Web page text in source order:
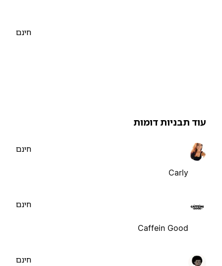
תבניות דומות
Carly
Caffein Good